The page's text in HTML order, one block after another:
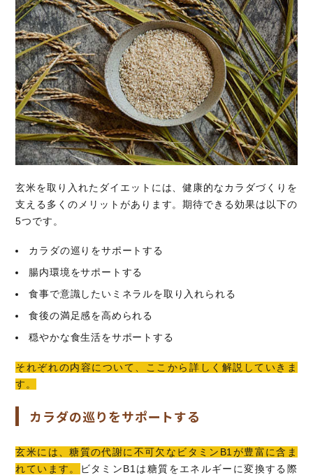
玄米を取り入れたダイエットには、健康的なカラダづくりを
支える多くのメリットがあります。期待できる効果は以下の
5つです。
カラダの巡りをサポートする
腸内環境をサポートする
食事で意識したいミネラルを取り入れられる
食後の満足感を高められる
穏やかな食生活をサポートする
それぞれの内容について、ここから詳しく解説していきま
す。
カラダの巡りをサポートする
玄米には、糖質の代謝に不可欠なビタミンB1が豊富に含ま
れています。
ビタミンB1は糖質をエネルギーに変換する際